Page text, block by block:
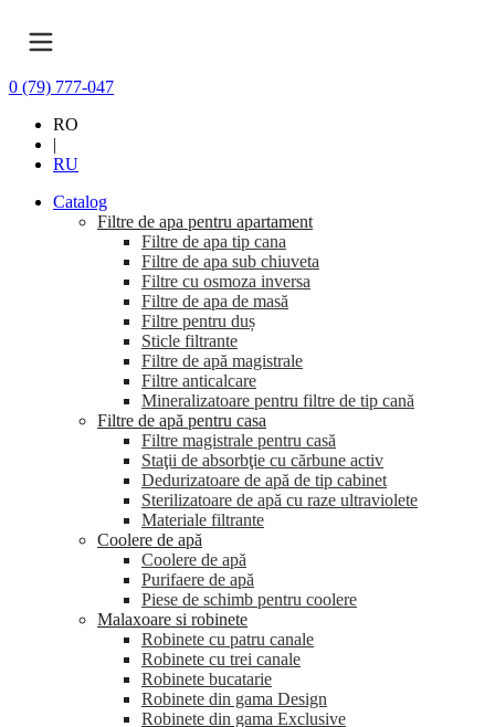
0 (79) 777-047
RO
|
RU
Catalog
Filtre de apa pentru apartament
Filtre de apa tip cana
Filtre de apa sub chiuveta
Filtre cu osmoza inversa
Filtre de apa de masă
Filtre pentru duș
Sticle filtrante
Filtre de apă magistrale
Filtre anticalcare
Mineralizatoare pentru filtre de tip cană
Filtre de apă pentru casa
Filtre magistrale pentru casă
Staţii de absorbţie cu cărbune activ
Dedurizatoare de apă de tip cabinet
Sterilizatoare de apă cu raze ultraviolete
Materiale filtrante
Coolere de apă
Сoolere de apă
Purifaere de apă
Piese de schimb pentru coolere
Malaxoare si robinete
Robinete cu patru canale
Robinete cu trei canale
Robinete bucatarie
Robinete din gama Design
Robinete din gama Exclusive